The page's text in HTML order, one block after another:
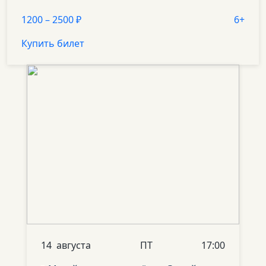
1200 – 2500 ₽
6+
Купить билет
14 августа ПТ
17:00